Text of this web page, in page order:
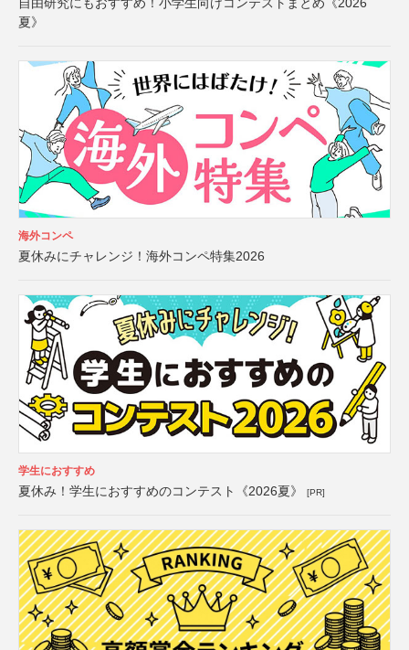
夏》
海外コンペ
夏休みにチャレンジ！海外コンペ特集2026
学生におすすめ
夏休み！学生におすすめのコンテスト《2026夏》 [PR]